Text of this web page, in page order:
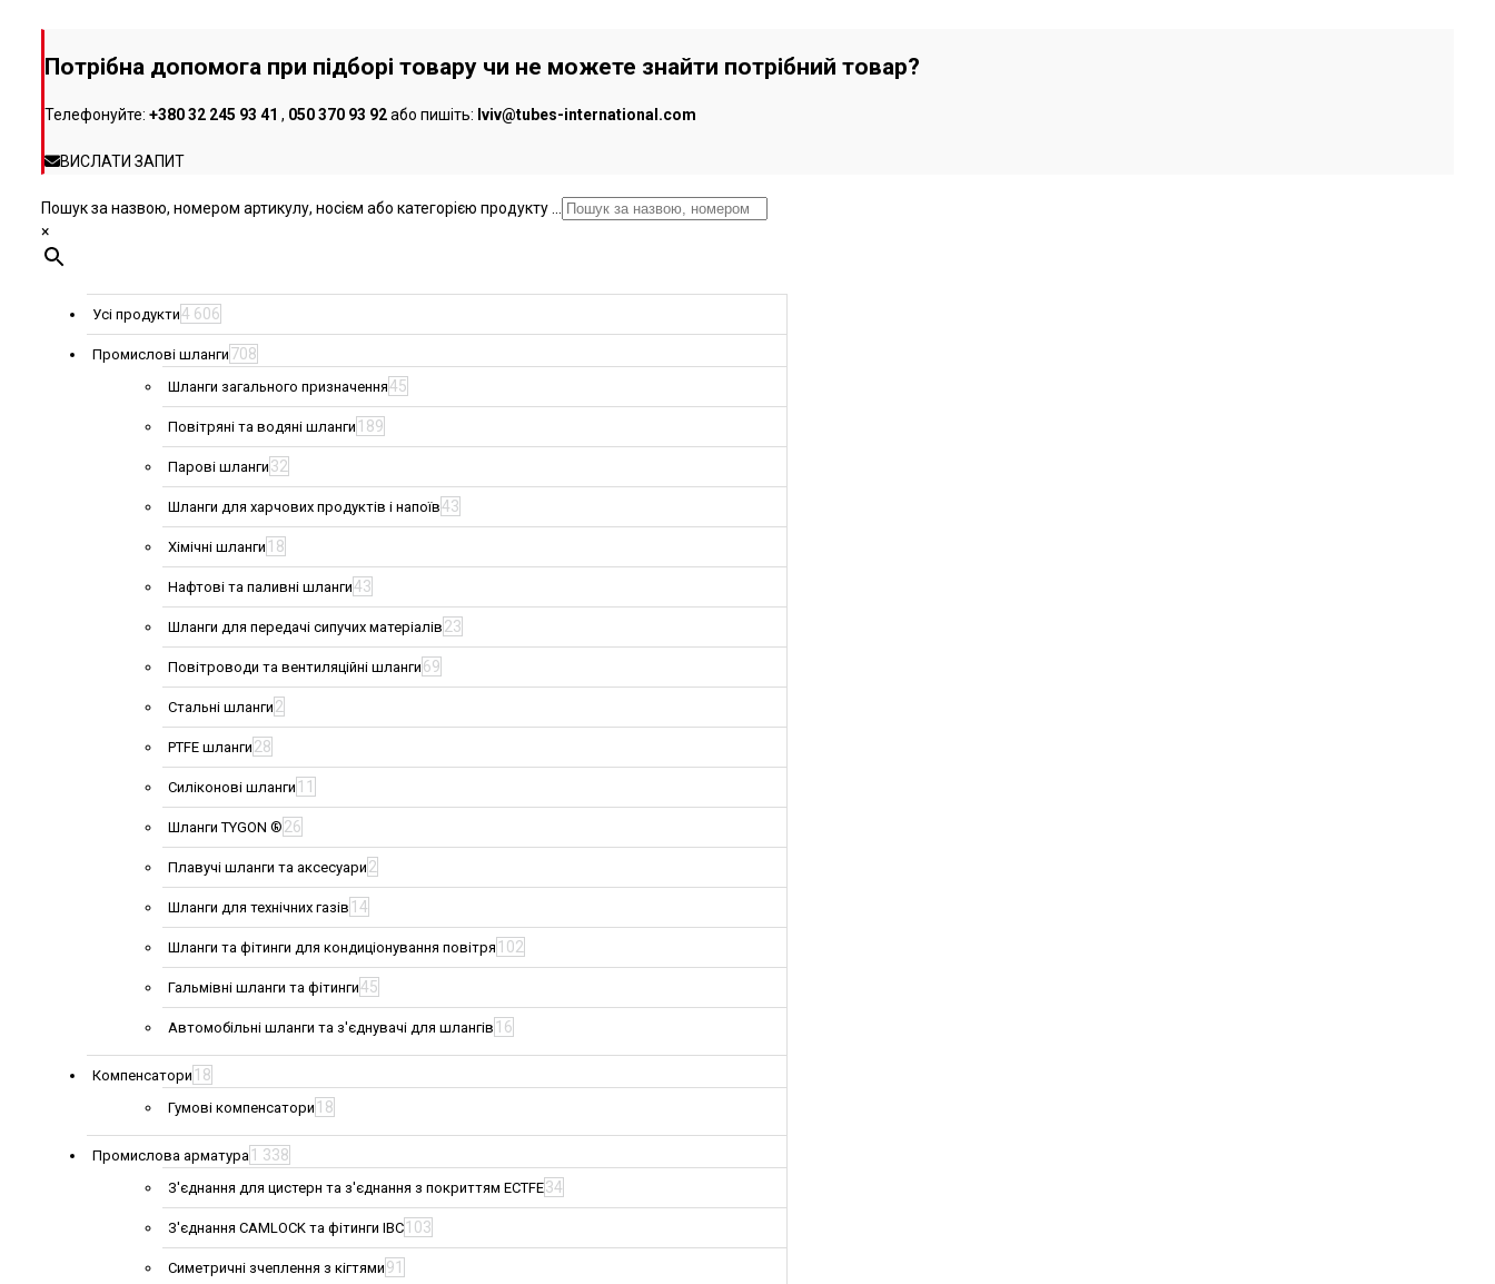
сторінці
Потрібна допомога при підборі товару чи не можете знайти потрібний товар?
Телефонуйте: +380 32 245 93 41 , 050 370 93 92або пишіть: lviv@tubes-international.com
ВИСЛАТИ ЗАПИТ
Пошук за назвою, номером артикулу, носієм або категорією продукту ...
×
Усі продукти4 606
Промислові шланги 708
Шланги загального призначення45
Повітряні та водяні шланги 189
Парові шланги 32
Шланги для харчових продуктів і напоїв43
Хімічні шланги 18
Нафтові та паливні шланги43
Шланги для передачі сипучих матеріалів 23
Повітроводи та вентиляційні шланги 69
Стальні шланги 2
PTFE шланги 28
Силіконові шланги 11
Шланги TYGON ® 26
Плавучі шланги та аксесуари 2
Шланги для технічних газів 14
Шланги та фітинги для кондиціонування повітря 102
Гальмівні шланги та фітинги45
Автомобільні шланги та з'єднувачі для шлангів 16
Компенсатори 18
Гумові компенсатори 18
Промислова арматура 1 338
З'єднання для цистерн та з'єднання з покриттям ECTFE34
З'єднання CAMLOCK та фітинги IBC 103
Симетричні зчеплення з кігтями 91